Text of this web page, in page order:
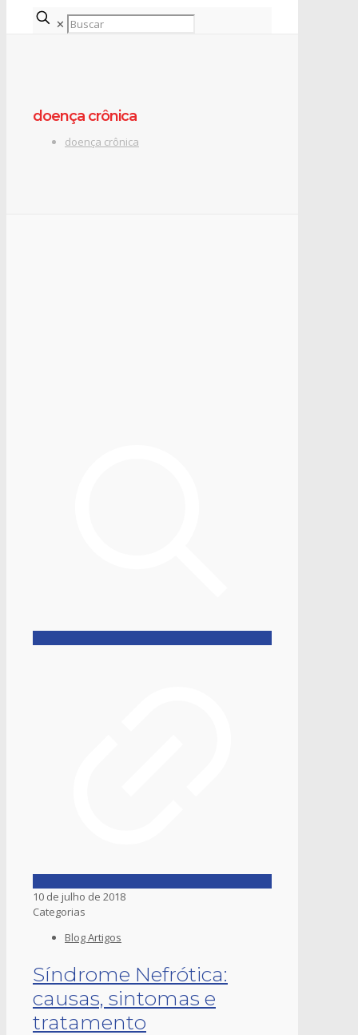
✕
doença crônica
doença crônica
10 de julho de 2018
Categorias
Blog Artigos
Síndrome Nefrótica:
causas, sintomas e
tratamento